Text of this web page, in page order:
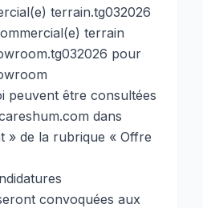
terrain.tg032026
terrain
pour
peuvent être consultées
dans
» de la rubrique « Offre
convoquées aux